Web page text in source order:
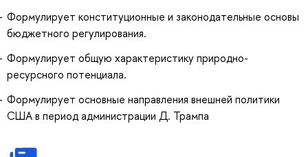
Формулирует конституционные и законодательные основы
бюджетного регулирования.
Формулирует общую характеристику природно-
ресурсного потенциала.
Формулирует основные направления внешней политики
США в период администрации Д. Трампа